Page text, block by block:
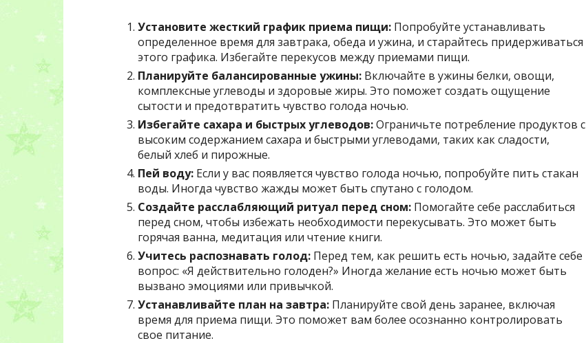
Установите жесткий график приема пищи: Попробуйте устанавливать
определенное время для завтрака, обеда и ужина, и старайтесь придерживаться
этого графика. Избегайте перекусов между приемами пищи.
Планируйте балансированные ужины: Включайте в ужины белки, овощи,
комплексные углеводы и здоровые жиры. Это поможет создать ощущение
сытости и предотвратить чувство голода ночью.
Избегайте сахара и быстрых углеводов:Ограничьте потребление продуктов с
высоким содержанием сахара и быстрыми углеводами, таких как сладости,
белый хлеб и пирожные.
Пей воду: Если у вас появляется чувство голода ночью, попробуйте пить стакан
воды. Иногда чувство жажды может быть спутано с голодом.
Создайте расслабляющий ритуал перед сном: Помогайте себе расслабиться
перед сном, чтобы избежать необходимости перекусывать. Это может быть
горячая ванна, медитация или чтение книги.
Учитесь распознавать голод: Перед тем, как решить есть ночью, задайте себе
вопрос: «Я действительно голоден?» Иногда желание есть ночью может быть
вызвано эмоциями или привычкой.
Устанавливайте план на завтра: Планируйте свой день заранее, включая
время для приема пищи. Это поможет вам более осознанно контролировать
свое питание.